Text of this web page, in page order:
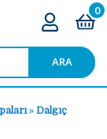
ARA
0
» Dalgıç